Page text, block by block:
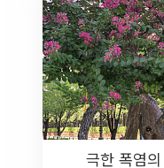
극한 폭염